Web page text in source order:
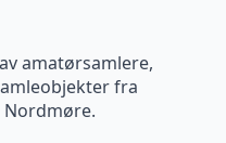
amatørsamlere,
fra